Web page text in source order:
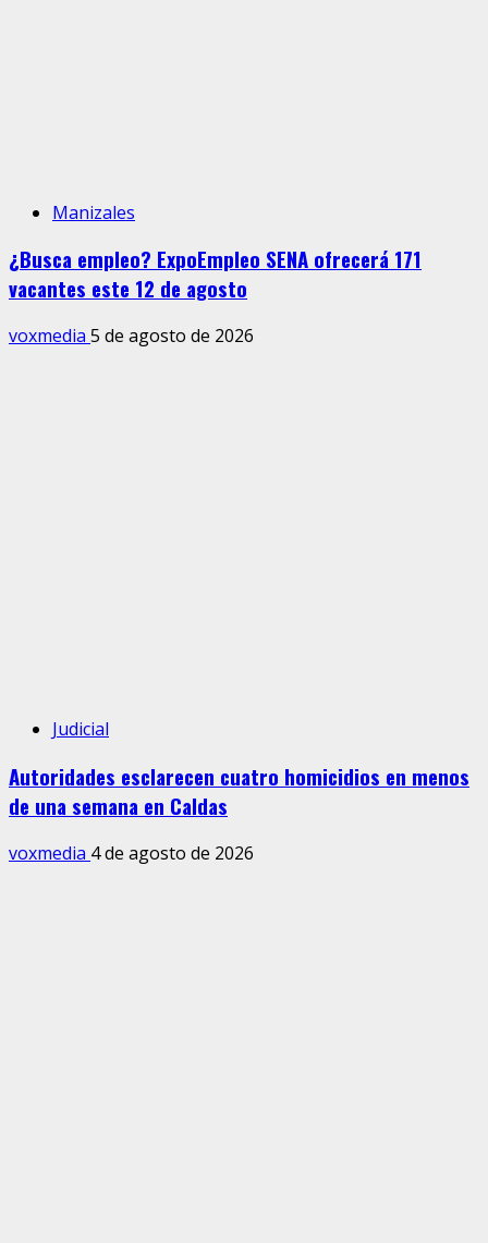
Manizales
¿Busca empleo? ExpoEmpleo SENA ofrecerá 171
vacantes este 12 de agosto
voxmedia 5 de agosto de 2026
Judicial
Autoridades esclarecen cuatro homicidios en menos
de una semana en Caldas
voxmedia 4 de agosto de 2026